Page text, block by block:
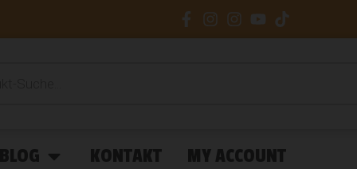
BLOG KONTAKT MY ACCOUNT